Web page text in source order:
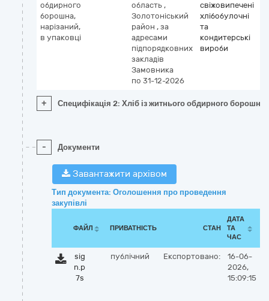
обдирного
борошна,
нарізаний,
в упаковці
область ,
Золотоніський
район , за
адресами
підпорядковних
закладів
Замовника
по 31-12-2026
свіжовипечені
хлібобулочні
та
кондитерські
вироби
+ Специфікація 2: Хліб із житнього обдирного борошна,
- Документи
Завантажити архівом
Тип документа: Оголошення про проведення
закупівлі
ФАЙЛ ПРИВАТНІСТЬ СТАН
ДАТА
ТА
ЧАС
sig
n.p
7s
публічний Експортовано:
16-06-
2026,
15:09:15